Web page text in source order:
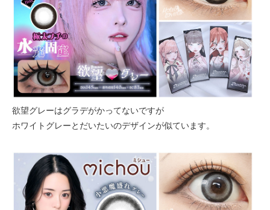
欲望グレーはグラデがかってないですが
ホワイトグレーとだいたいのデザインが似ています。